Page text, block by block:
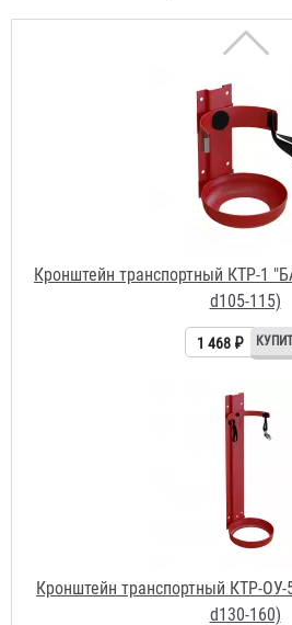
Кронштейн транспортный КТР-1
d105-115)
1 468 ₽
Кронштейн транспортный КТР-
d130-160)
1 761 ₽